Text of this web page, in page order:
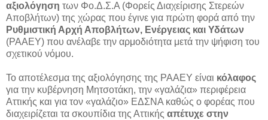
αξιολόγηση των Φο.Δ.Σ.Α (Φορείς Διαχείρισης Στερεών
Αποβλήτων) της χώρας που έγινε για πρώτη φορά από την
Ρυθμιστική Αρχή Αποβλήτων, Ενέργειας και Υδάτων
(ΡΑΑΕΥ) που ανέλαβε την αρμοδιότητα μετά την ψήφιση του
σχετικού νόμου.
Το αποτέλεσμα της αξιολόγησης της ΡΑΑΕΥ είναι κόλαφος
για την κυβέρνηση Μητσοτάκη, την «γαλάζια» περιφέρεια
Αττικής και για τον «γαλάζιο» ΕΔΣΝΑ καθώς ο φορέας που
διαχειρίζεται τα σκουπίδια της Αττικής απέτυχε στην